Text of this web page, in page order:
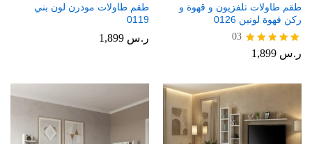
طقم طاولات تلفزيون و قهوة و
ركن قهوة لونين 0126
تم التقييم
03
ر.س
طقم طاولات مودرن لون بني
0119
ر.س